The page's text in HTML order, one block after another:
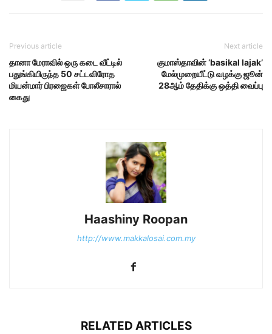
Previous article
தானா மேராவில் ஒரு கடை வீட்டில்
பதுங்கியிருந்த 50 சட்டவிரோத
மியன்மார் பிரஜைகள் போலீசாரால்
கைது
Next article
குமாஸ்தாவின் ‘basikal lajak’
மேல்முறையீட்டு வழக்கு ஜூன்
28ஆம் தேதிக்கு ஒத்தி வைப்பு
Haashiny Roopan
http://www.makkalosai.com.my
RELATED ARTICLES